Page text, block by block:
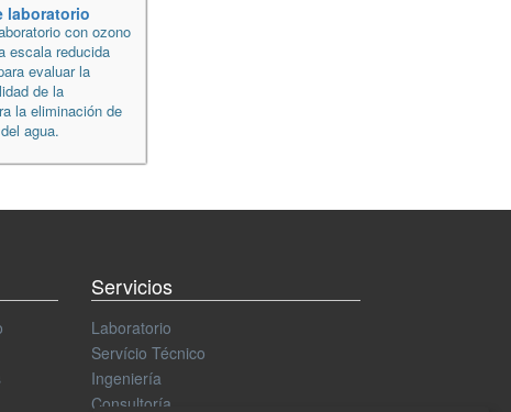
laboratorio
con ozono
escala reducida
evaluar la
de la
la eliminación de
agua.
Servicios
Laboratorio
Servício Técnico
Ingeniería
Consultoría